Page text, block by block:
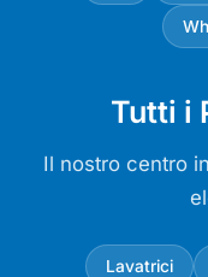
Tutti i
Il nostro centro
Lavatrici